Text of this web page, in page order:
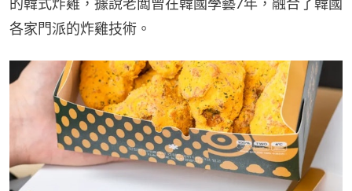
各家門派的炸雞技術。